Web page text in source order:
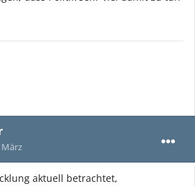
März
aktuell betrachtet,